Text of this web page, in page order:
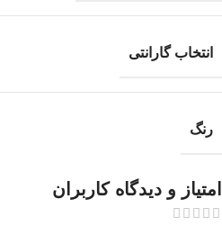
انتخاب گارانتی
رنگ
امتیاز و دیدگاه کاربران